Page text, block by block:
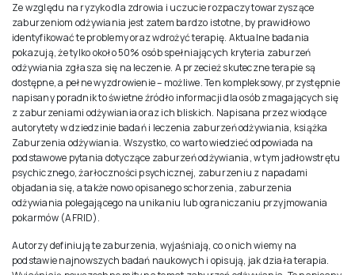
Ze względu na ryzyko dla zdrowia i uczucie rozpaczy towarzyszące
zaburzeniom odżywiania jest zatem bardzo istotne, by prawidłowo
identyfikować te problemy oraz wdrożyć terapię. Aktualne badania
pokazują, że tylko około 50% osób spełniających kryteria zaburzeń
odżywiania zgłasza się na leczenie. A przecież skuteczne terapie są
dostępne, a pełne wyzdrowienie – możliwe. Ten kompleksowy, przystępnie
napisany poradnik to świetne źródło informacji dla osób zmagających się
z zaburzeniami odżywiania oraz ich bliskich. Napisana przez wiodące
autorytety w dziedzinie badań i leczenia zaburzeń odżywiania, książka
Zaburzenia odżywiania. Wszystko, co warto wiedzieć odpowiada na
podstawowe pytania dotyczące zaburzeń odżywiania, w tym jadłowstrętu
psychicznego, żarłoczności psychicznej, zaburzeniu z napadami
objadania się, a także nowo opisanego schorzenia, zaburzenia
odżywiania polegającego na unikaniu lub ograniczaniu przyjmowania
pokarmów (AFRID).
Autorzy definiują te zaburzenia, wyjaśniają, co o nich wiemy na
podstawie najnowszych badań naukowych i opisują, jak działa terapia.